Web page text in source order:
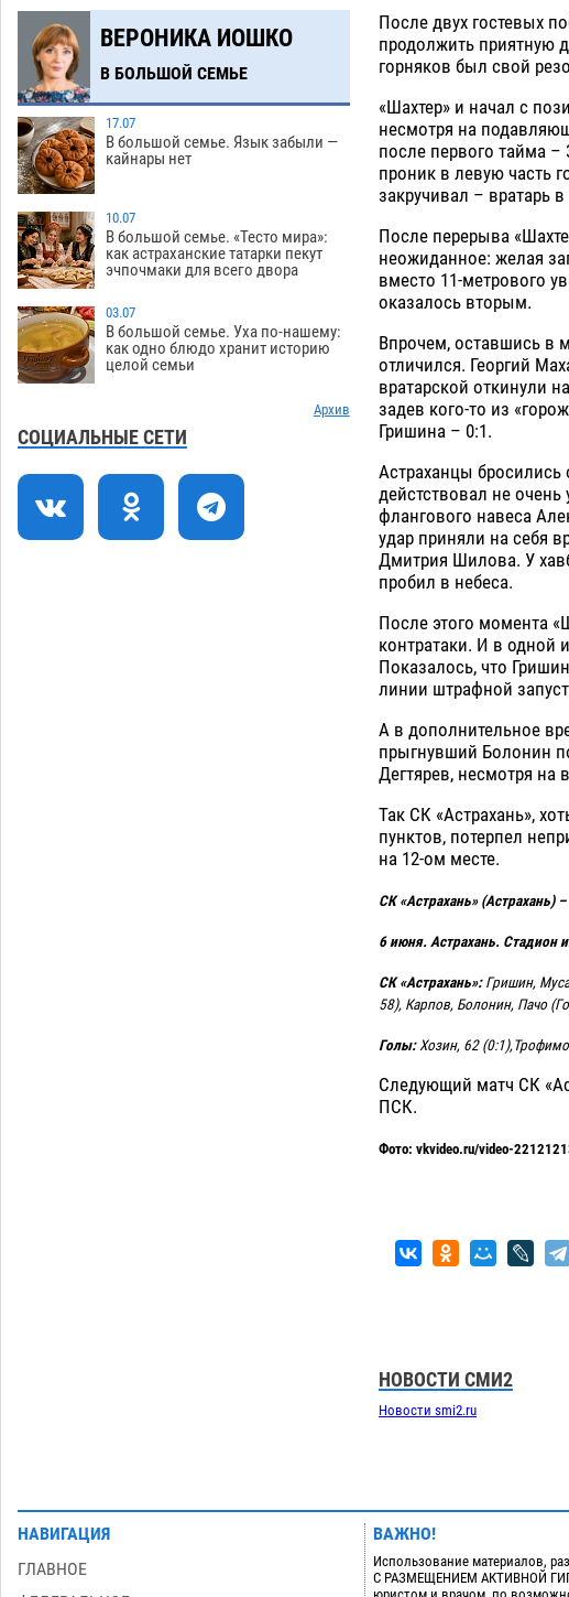
16:24
Игорь Редькин проинспектировал
коммунальную готовность
астраханского земельного массива
для льготников
07.08 497
15:28
Тяга к сверхскоростям обошлась
астраханской логистической
компании в 400 тысяч рублей
14:44
Астраханские кутилы сменили барные
стойки на полицейские дежурки
14:09
С 11 августа астраханские водоемы
обеспечат притоком в семь тысяч
кубов
13:29
Астраханский аэропорт попробует
суде
12:53
Астраханские археологи откопали
древнюю помойку
ВЕРОНИКА ИОШКО
В БОЛЬШОЙ СЕМЬЕ
17.07
В большой семье. Язык забыли —
кайнары нет
10.07
В большой семье. «Тесто мира»:
как астраханские татарки пекут
эчпочмаки для всего двора
03.07
В большой семье. Уха по-нашему:
как одно блюдо хранит историю
целой семьи
Архив
СОЦИАЛЬНЫЕ СЕТИ
После двух гостевых
продолжить приятную
горняков был свой
«Шахтер» и начал с
несмотря на
после первого тайма –
проник в левую часть
закручивал – вратарь
После перерыва
неожиданное: желая
вместо 11-метрового
оказалось вторым.
Впрочем, оставшись в
отличился. Георгий
вратарской откинули
задев кого-то из
Гришина – 0:1.
Астраханцы
дейстствовал не
флангового навеса
удар приняли на себя
Дмитрия Шилова. У
пробил в небеса.
После этого момента
контратаки. И в одной
Показалось, что
линии штрафной
А в дополнительное
прыгнувший Болонин
Дегтярев, несмотря на
Так СК «Астрахань»,
пунктов, потерпел
на 12-ом месте.
СК «Астрахань» (Астрахань)
6 июня. Астрахань. Стадион
СК «Астрахань»:Гришин,
58), Карпов, Болонин, Пачо
Голы:Хозин, 62
Следующий матч СК
ПСК.
Фото: vkvideo.ru/video-
НОВОСТИ СМИ2
Новости smi2.ru
НАВИГАЦИЯ
ГЛАВНОЕ
ВАЖНО!
Использование материалов,
С РАЗМЕЩЕНИЕМ АКТИВНОЙ